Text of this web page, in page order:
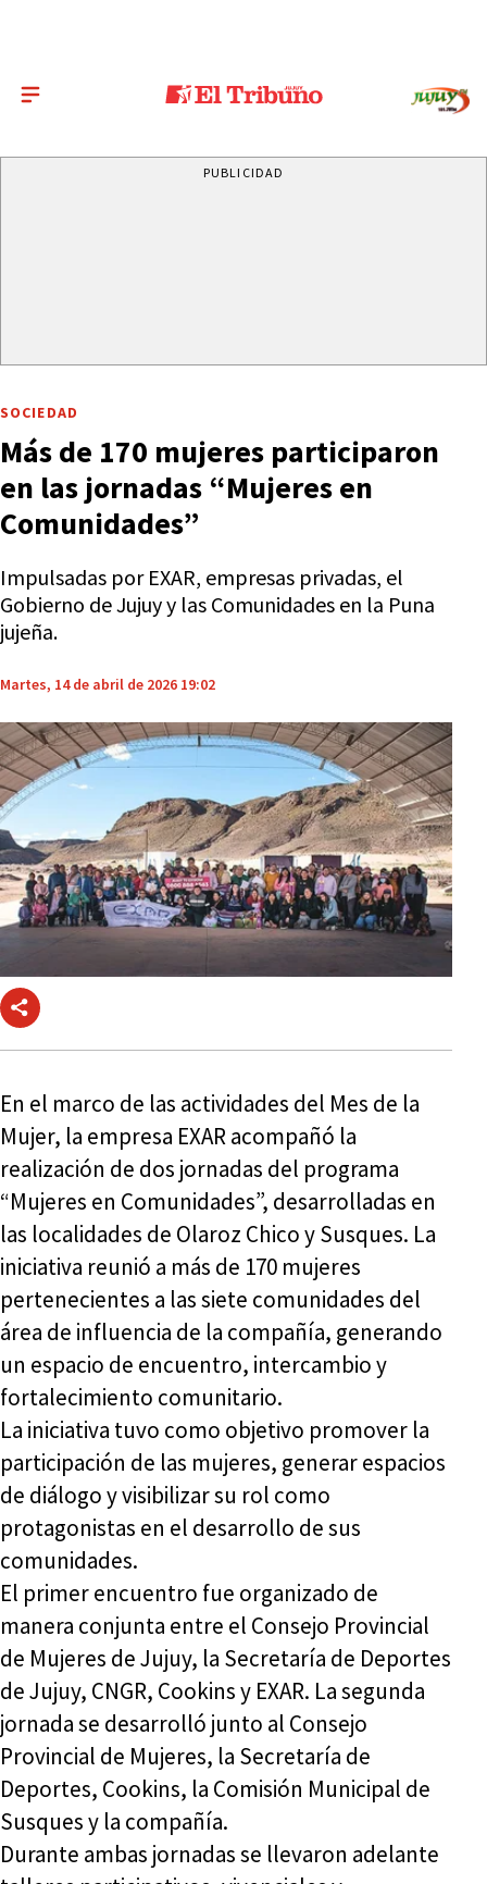
PUBLICIDAD
SOCIEDAD
Más de 170 mujeres participaron
en las jornadas “Mujeres en
Comunidades”
Impulsadas por EXAR, empresas privadas, el
Gobierno de Jujuy y las Comunidades en la Puna
jujeña.
Martes, 14 de abril de 2026 19:02
En el marco de las actividades del Mes de la
Mujer, la empresa EXAR acompañó la
realización de dos jornadas del programa
“Mujeres en Comunidades”, desarrolladas en
las localidades de Olaroz Chico y Susques. La
iniciativa reunió a más de 170 mujeres
pertenecientes a las siete comunidades del
área de influencia de la compañía, generando
un espacio de encuentro, intercambio y
fortalecimiento comunitario.
La iniciativa tuvo como objetivo promover la
participación de las mujeres, generar espacios
de diálogo y visibilizar su rol como
protagonistas en el desarrollo de sus
comunidades.
El primer encuentro fue organizado de
manera conjunta entre el Consejo Provincial
de Mujeres de Jujuy, la Secretaría de Deportes
de Jujuy, CNGR, Cookins y EXAR. La segunda
jornada se desarrolló junto al Consejo
Provincial de Mujeres, la Secretaría de
Deportes, Cookins, la Comisión Municipal de
Susques y la compañía.
Durante ambas jornadas se llevaron adelante